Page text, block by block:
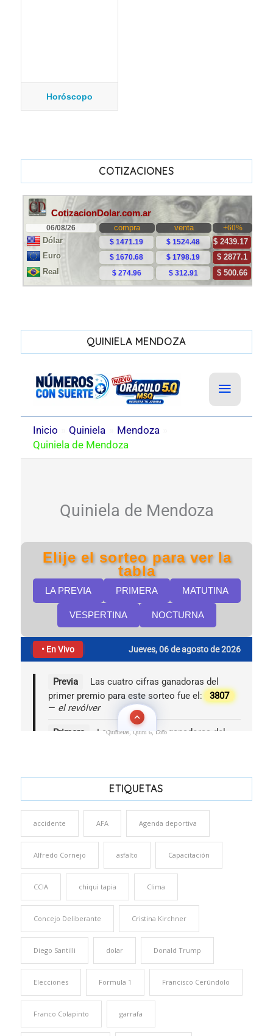
Horóscopo
COTIZACIONES
QUINIELA MENDOZA
Quinielas, Quini 6, Loto
ETIQUETAS
accidente AFA Agenda deportiva
Alfredo Cornejo asfalto Capacitación
CCIA chiqui tapia Clima
Concejo Deliberante Cristina Kirchner
Diego Santilli dolar Donald Trump
Elecciones Formula 1 Francisco Cerúndolo
Franco Colapinto garrafa